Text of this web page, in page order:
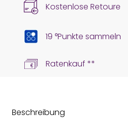
Kostenlose Retoure
19 °Punkte sammeln
Ratenkauf **
Beschreibung